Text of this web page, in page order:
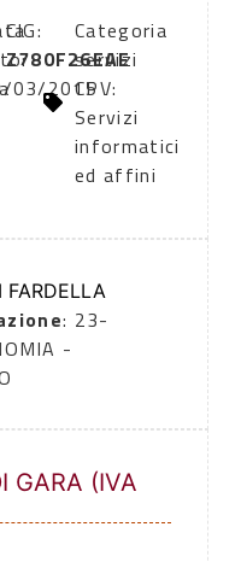
03/2015
CIG:
Z780F26EAE
Categoria
servizi
CPV:
Servizi
informatici
ed affini
FARDELLA
: 23-
-
GARA (IVA